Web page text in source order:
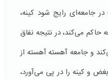
جامعه‌ای رایج شود کینه،
می‌کند، در نتیجه نفاق
و جامعه آهسته آهسته از
و کینه را در پی می‌آورد،